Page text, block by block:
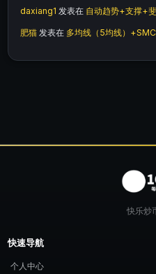
daxiang1 发表在 自动趋势+支撑+
肥猫 发表在 多均线（5均线）
快乐炒
快速导航
个人中心